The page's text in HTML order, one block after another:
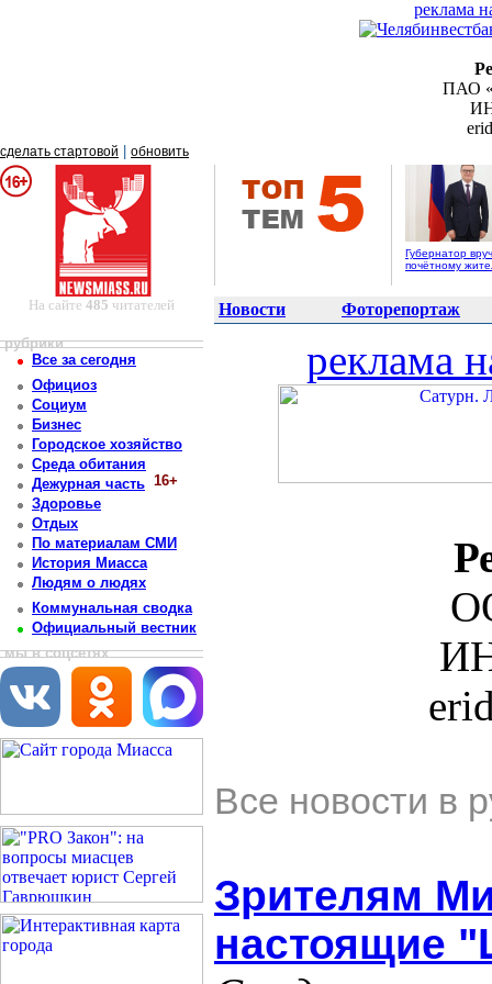
реклама
ПАО
сделать стартовой обновить
Губернатор
почётному
На сайте 485 читателей Новости Фоторепортаж
рубрики
Все за сегодня
Официоз
Социум
Бизнес
Городское хозяйство
Среда обитания
Дежурная часть 16+
Здоровье
Отдых
По материалам СМИ
История Миасса
Людям о людях
Коммунальная сводка
Официальный вестник
мы в соцсетях
реклама
Все новости в
Зрителям
настоящие